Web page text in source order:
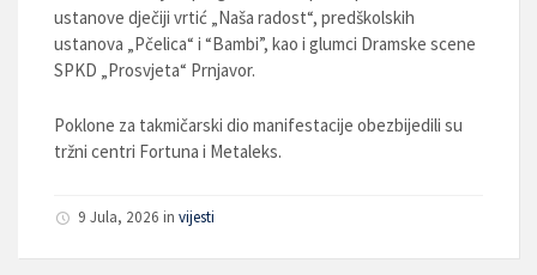
ustanove dječiji vrtić „Naša radost“, predškolskih
ustanova „Pčelica“ i “Bambi”, kao i glumci Dramske scene
SPKD „Prosvjeta“ Prnjavor.
Poklone za takmičarski dio manifestacije obezbijedili su
tržni centri Fortuna i Metaleks.
9 Jula, 2026 in vijesti